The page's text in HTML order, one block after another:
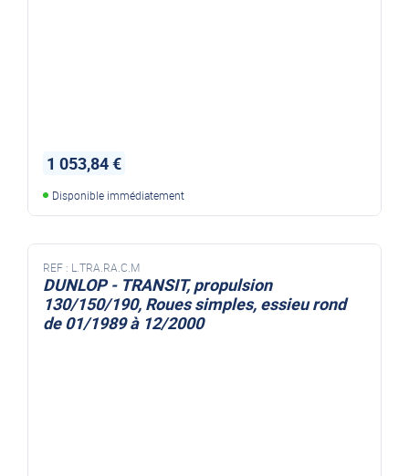
1 053,84 €
Disponible immédiatement
REF : L.TRA.RA.C.M
DUNLOP - TRANSIT, propulsion
130/150/190, Roues simples, essieu rond
de 01/1989 à 12/2000